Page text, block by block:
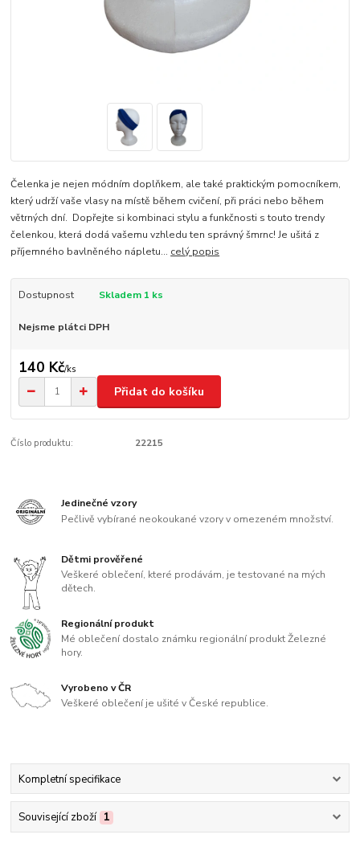
Čelenka je nejen módním doplňkem, ale také praktickým pomocníkem,
který udrží vaše vlasy na místě během cvičení, při práci nebo během
větrných dní. Dopřejte si kombinaci stylu a funkčnosti s touto trendy
čelenkou, která dodá vašemu vzhledu ten správný šmrnc! Je ušitá z
příjemného bavlněného nápletu... celý popis
Dostupnost Skladem 1 ks
Nejsme plátci DPH
140 Kč/ks
Přidat do košíku
Číslo produktu: 22215
Jedinečné vzory
Pečlivě vybírané neokoukané vzory v omezeném množství.
Dětmi prověřené
Veškeré oblečení, které prodávám, je testované na mých
dětech.
Regionální produkt
Mé oblečení dostalo známku regionální produkt Železné
hory.
Vyrobeno v ČR
Veškeré oblečení je ušité v České republice.
Kompletní specifikace
Související zboží 1